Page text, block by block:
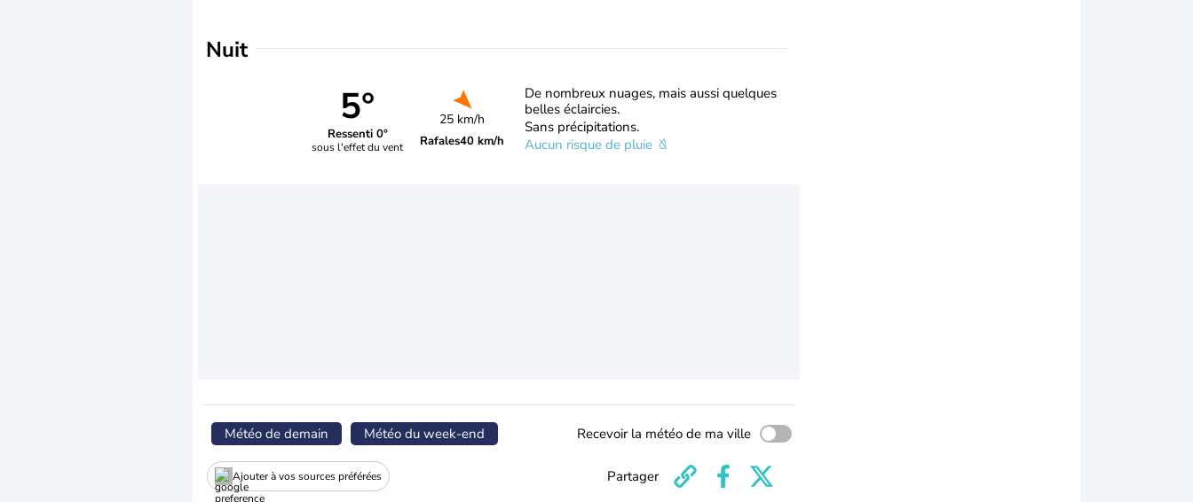
Nuit
5°
Ressenti 0°
sous l'effet du vent
25 km/h
Rafales40 km/h
De nombreux nuages, mais aussi quelques
belles éclaircies.
Sans précipitations.
Aucun risque de pluie
Météo de demain Météo du week-end Recevoir la météo de ma ville
Ajouter à vos sources préférées Partager